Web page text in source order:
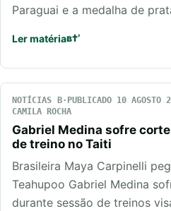
Paraguai e a medalha de
Ler matéria
NOTÍCIAS PUBLICADO 10 AGOSTO
CAMILA ROCHA
Gabriel Medina sofre
de treino no Taiti
Brasileira Maya Carpinelli
Teahupoo Gabriel Medina
durante sessão de treinos